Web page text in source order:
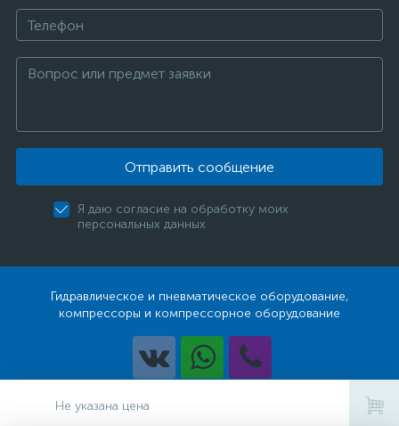
Не указана цена
Отправить сообщение
Я даю согласие на обработку моих
персональных данных
Гидравлическое и пневматическое оборудование,
компрессоры и компрессорное оборудование